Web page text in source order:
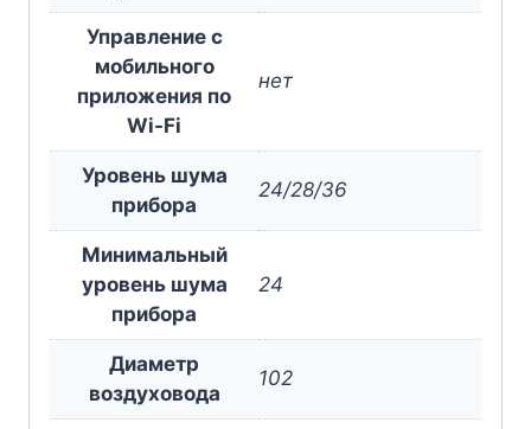
Управление c
мобильного
приложения по
Wi-Fi
нет
Уровень шума
прибора
24/28/36
Минимальный
уровень шума
прибора
24
Диаметр
воздуховода
102